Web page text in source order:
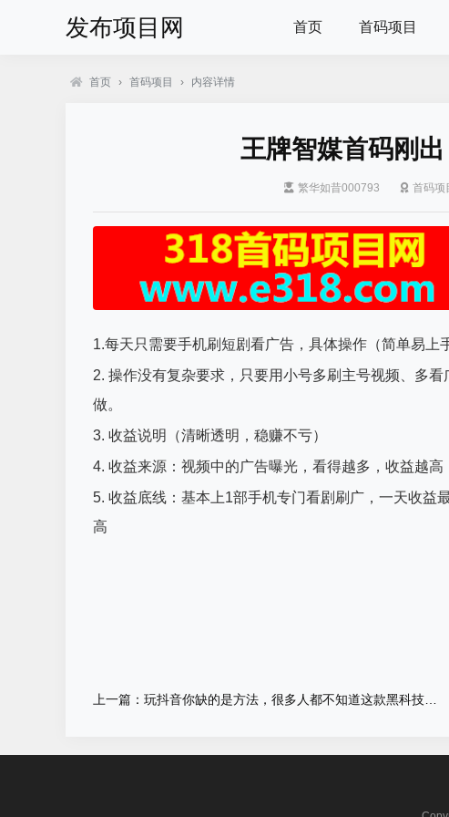
发布项目网 首页 首码项目
首页 › 首码项目 › 内容详情
王牌智媒首码刚
繁华如昔000793 首码项
1.每天只需要手机刷短剧看广告，具体操作（简单易上
2. 操作没有复杂要求，只要用小号多刷主号视频、多
做。
3. 收益说明（清晰透明，稳赚不亏）
4. 收益来源：视频中的广告曝光，看得越多，收益越高
5. 收益底线：基本上1部手机专门看剧刷广，一天收益
高
上一篇：玩抖音你缺的是方法，很多人都不知道这款黑科技兵马俑软件，快手涨粉丝挂铁软件平台